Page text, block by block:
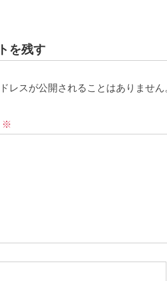
を残す
レスが公開されることはありません
※